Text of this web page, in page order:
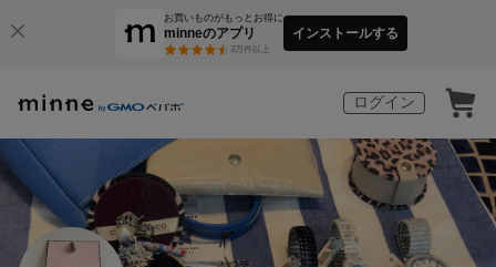
お買いものがもっとお得に
minneのアプリ
3万件以上
インストールする
ログイン